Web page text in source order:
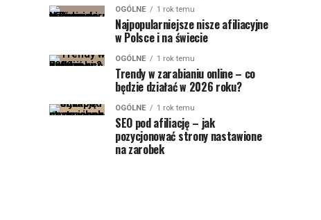
OGÓLNE 1 rok temu
Najpopularniejsze nisze afiliacyjne
w Polsce i na świecie
OGÓLNE 1 rok temu
Trendy w zarabianiu online – co
będzie działać w 2026 roku?
OGÓLNE 1 rok temu
SEO pod afiliację – jak
pozycjonować strony nastawione
na zarobek